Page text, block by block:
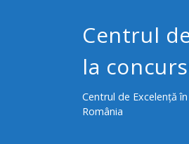
Centrul
la
Centrul de Excelență
România